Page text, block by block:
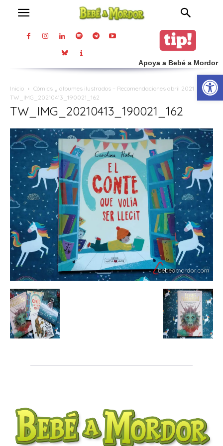
Apoya a Bebé a Mordor
Inicio
Cómics y álbumes ilustrados – Recomendaciones abril 2021
TW_IMG_20210413_190021_162
TW_IMG_20210413_190021_162